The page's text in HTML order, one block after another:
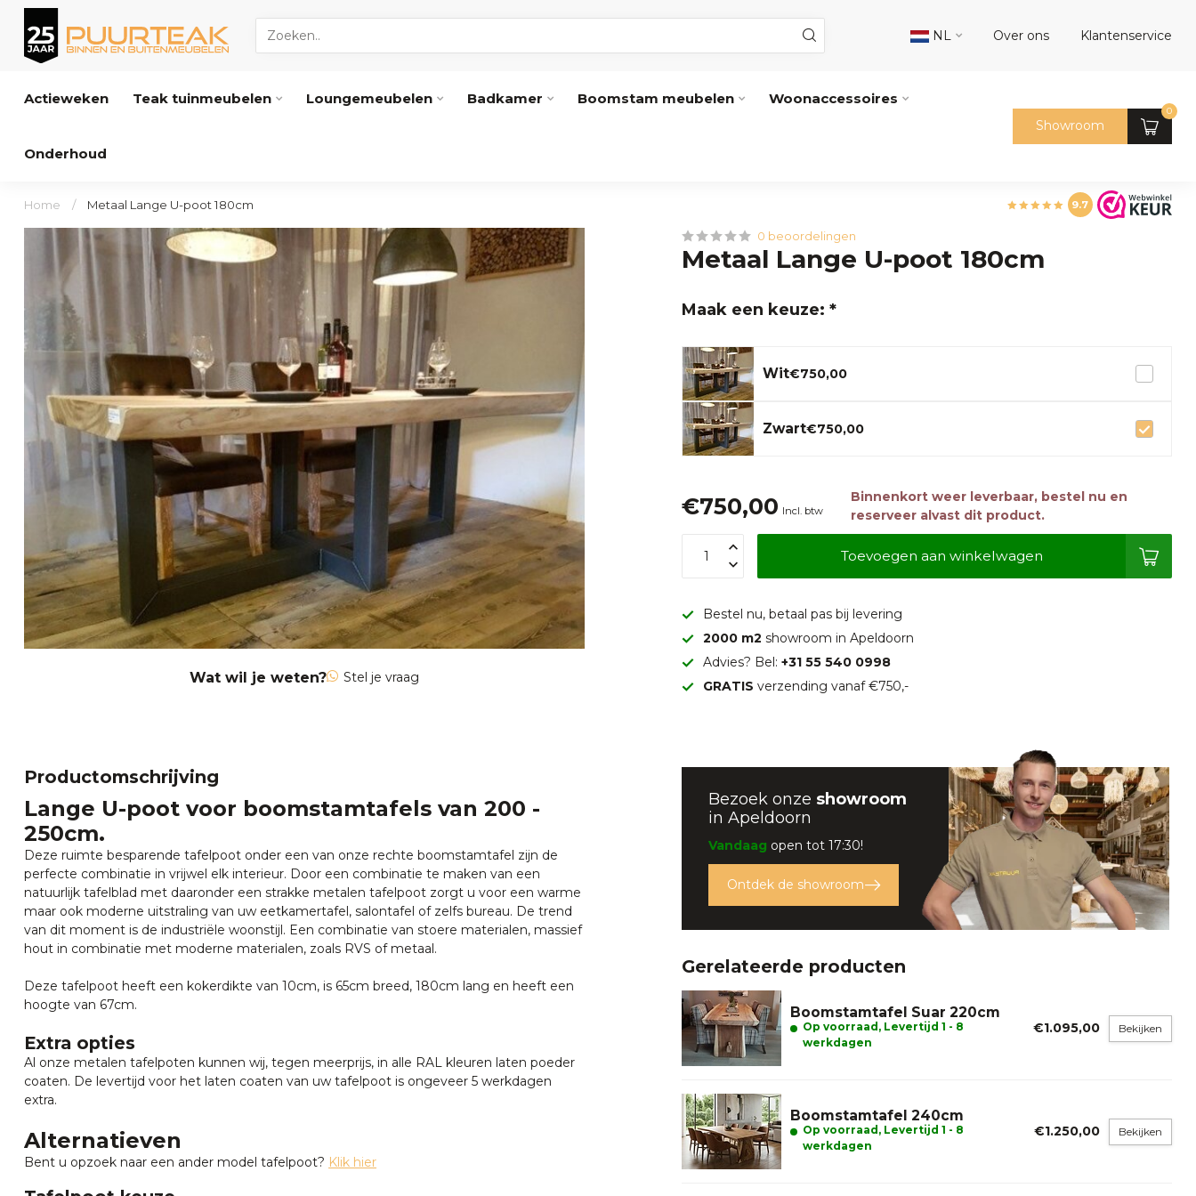
NL Over ons Klantenservice
Actieweken Teak tuinmeubelen Loungemeubelen Badkamer Boomstam meubelen Woonaccessoires
Onderhoud
Showroom
0
Home / Metaal Lange U-poot 180cm 9.7
Wat wil je weten? Stel je vraag
0 beoordelingen
Metaal Lange U-poot 180cm
Maak een keuze: *
Wit€750,00
Zwart€750,00
€750,00 Incl. btw
Binnenkort weer leverbaar, bestel nu en
reserveer alvast dit product.
Toevoegen aan winkelwagen
Bestel nu, betaal pas bij levering
2000 m2showroom in Apeldoorn
Advies? Bel:+31 55 540 0998
GRATIS verzending vanaf €750,-
Productomschrijving
Lange U-poot voor boomstamtafels van 200 -
250cm.
Deze ruimte besparende tafelpoot onder een van onze rechte boomstamtafel zijn de
perfecte combinatie in vrijwel elk interieur. Door een combinatie te maken van een
natuurlijk tafelblad met daaronder een strakke metalen tafelpoot zorgt u voor een warme
maar ook moderne uitstraling van uw eetkamertafel, salontafel of zelfs bureau. De trend
van dit moment is de industriële woonstijl. Een combinatie van stoere materialen, massief
hout in combinatie met moderne materialen, zoals RVS of metaal.
Deze tafelpoot heeft een kokerdikte van 10cm, is 65cm breed, 180cm lang en heeft een
hoogte van 67cm.
Extra opties
Al onze metalen tafelpoten kunnen wij, tegen meerprijs, in alle RAL kleuren laten poeder
coaten. De levertijd voor het laten coaten van uw tafelpoot is ongeveer 5 werkdagen
extra.
Alternatieven
Bent u opzoek naar een ander model tafelpoot? Klik hier
Bezoek onze showroom
in Apeldoorn
Vandaag open tot 17:30!
Ontdek de showroom
Gerelateerde producten
Boomstamtafel Suar 220cm
Op voorraad, Levertijd 1 - 8
werkdagen
€1.095,00 Bekijken
Boomstamtafel 240cm
Op voorraad, Levertijd 1 - 8
werkdagen
€1.250,00 Bekijken